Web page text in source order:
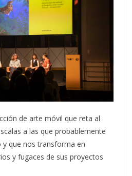
de arte móvil que reta al
a las que probablemente
que nos transforma en
y fugaces de sus proyectos